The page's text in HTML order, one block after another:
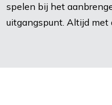
spelen bij het
uitgangspunt. Altijd met